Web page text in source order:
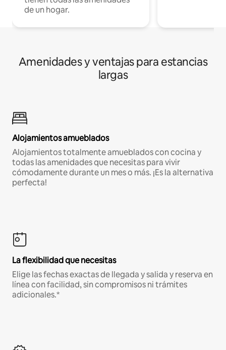
de un hogar.
Amenidades y ventajas para estancias
largas
Alojamientos amueblados
Alojamientos totalmente amueblados con cocina y
todas las amenidades que necesitas para vivir
cómodamente durante un mes o más. ¡Es la alternativa
perfecta!
La flexibilidad que necesitas
Elige las fechas exactas de llegada y salida y reserva en
línea con facilidad, sin compromisos ni trámites
adicionales.*